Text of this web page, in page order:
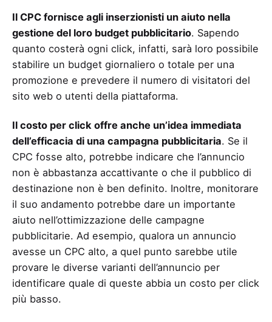
Il CPC fornisce agli inserzionisti un aiuto nella
gestione del loro budget pubblicitario. Sapendo
quanto costerà ogni click, infatti, sarà loro possibile
stabilire un budget giornaliero o totale per una
promozione e prevedere il numero di visitatori del
sito web o utenti della piattaforma.
Il costo per click offre anche un’idea immediata
dell’efficacia di una campagna pubblicitaria. Se il
CPC fosse alto, potrebbe indicare che l’annuncio
non è abbastanza accattivante o che il pubblico di
destinazione non è ben definito. Inoltre, monitorare
il suo andamento potrebbe dare un importante
aiuto nell’ottimizzazione delle campagne
pubblicitarie. Ad esempio, qualora un annuncio
avesse un CPC alto, a quel punto sarebbe utile
provare le diverse varianti dell’annuncio per
identificare quale di queste abbia un costo per click
più basso.